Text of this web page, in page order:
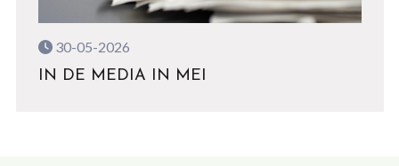
30-05-2026
IN DE MEDIA IN MEI